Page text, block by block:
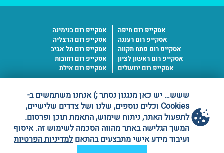
אסקייפ רום חיפה
אסקייפ רום בנימינה
אסקייפ רום רעננה
אסקייפ רום הרצליה
אסקייפ רום פתח תקווה
אסקייפ רום תל אביב
אסקייפ רום ראשון לציון
אסקייפ רום רחובות
אסקייפ רום ירושלים
אסקייפ רום אילת
ספק מורשה
משרד הבטחון
מס' ספק 11016227
ששש… יש כאן מנגנון נסתר ;) אנחנו משתמשים ב-
Cookies וכלים נוספים, שלנו ושל צדדים שלישיים,
לתפעול האתר, ניתוח שימוש, התאמת תוכן ופרסום.
המשך הגלישה באתר מהווה הסכמה לשימוש זה. איסוף
ועיבוד מידע אישי מתבצעים בהתאםלמדיניות הפרטיות